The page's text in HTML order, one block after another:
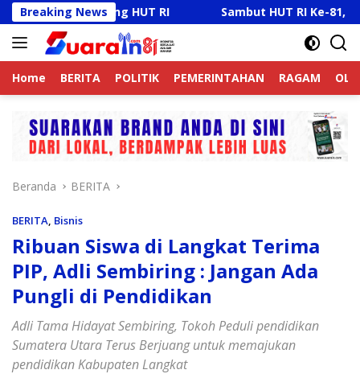
Langsung
ke
konten
Breaking News
HUT RI Sambut HUT RI Ke-81, Ricky Anthony
Home BERITA POLITIK PEMERINTAHAN RAGAM
Beranda BERITA
BERITA, Bisnis
Ribuan Siswa di Langkat Terima
PIP, Adli Sembiring : Jangan Ada
Pungli di Pendidikan
Adli Tama Hidayat Sembiring, Tokoh Peduli pendidikan
Sumatera Utara Terus Berjuang untuk memajukan
pendidikan Kabupaten Langkat